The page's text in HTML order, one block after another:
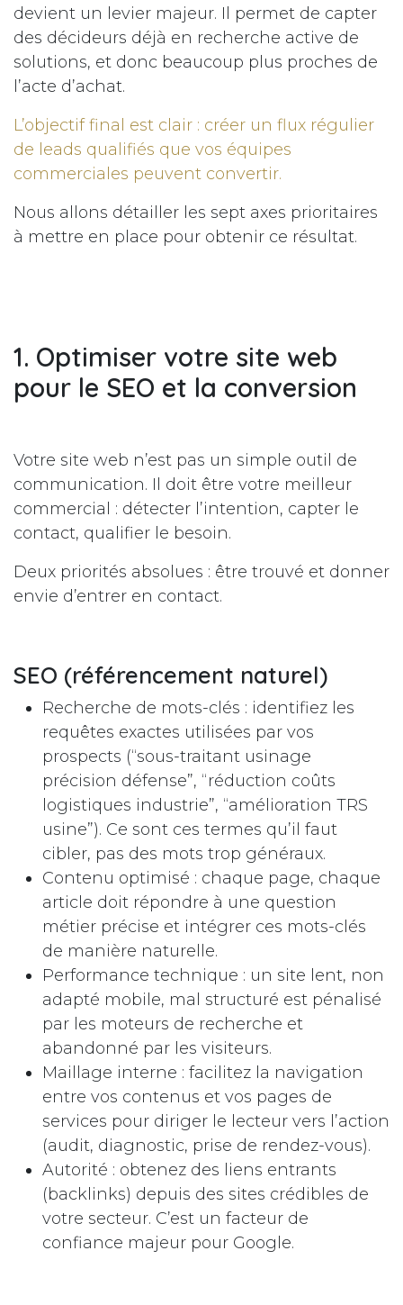
devient un levier majeur. Il permet de capter
des décideurs déjà en recherche active de
solutions, et donc beaucoup plus proches de
l’acte d’achat.
L’objectif final est clair : créer un flux régulier
de leads qualifiés que vos équipes
commerciales peuvent convertir.
Nous allons détailler les sept axes prioritaires
à mettre en place pour obtenir ce résultat.
1. Optimiser votre site web
pour le SEO et la conversion
Votre site web n’est pas un simple outil de
communication. Il doit être votre meilleur
commercial : détecter l’intention, capter le
contact, qualifier le besoin.
Deux priorités absolues : être trouvé et donner
envie d’entrer en contact.
SEO (référencement naturel)
Recherche de mots-clés : identifiez les
requêtes exactes utilisées par vos
prospects (“sous-traitant usinage
précision défense”, “réduction coûts
logistiques industrie”, “amélioration TRS
usine”). Ce sont ces termes qu’il faut
cibler, pas des mots trop généraux.
Contenu optimisé : chaque page, chaque
article doit répondre à une question
métier précise et intégrer ces mots-clés
de manière naturelle.
Performance technique : un site lent, non
adapté mobile, mal structuré est pénalisé
par les moteurs de recherche et
abandonné par les visiteurs.
Maillage interne : facilitez la navigation
entre vos contenus et vos pages de
services pour diriger le lecteur vers l’action
(audit, diagnostic, prise de rendez-vous).
Autorité : obtenez des liens entrants
(backlinks) depuis des sites crédibles de
votre secteur. C’est un facteur de
confiance majeur pour Google.